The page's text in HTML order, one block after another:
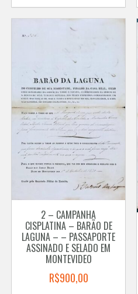
2 – CAMPANHA
CISPLATINA – BARÃO DE
LAGUNA – – PASSAPORTE
ASSINADO E SELADO EM
MONTEVIDEO
R$900,00